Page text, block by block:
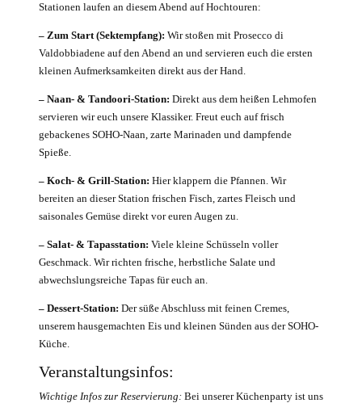
Stationen laufen an diesem Abend auf Hochtouren:
– Zum Start (Sektempfang): Wir stoßen mit Prosecco di
Valdobbiadene auf den Abend an und servieren euch die ersten
kleinen Aufmerksamkeiten direkt aus der Hand.
– Naan- & Tandoori-Station: Direkt aus dem heißen Lehmofen
servieren wir euch unsere Klassiker. Freut euch auf frisch
gebackenes SOHO-Naan, zarte Marinaden und dampfende
Spieße.
– Koch- & Grill-Station: Hier klappern die Pfannen. Wir
bereiten an dieser Station frischen Fisch, zartes Fleisch und
saisonales Gemüse direkt vor euren Augen zu.
– Salat- & Tapasstation: Viele kleine Schüsseln voller
Geschmack. Wir richten frische, herbstliche Salate und
abwechslungsreiche Tapas für euch an.
– Dessert-Station: Der süße Abschluss mit feinen Cremes,
unserem hausgemachten Eis und kleinen Sünden aus der SOHO-
Küche.
Veranstaltungsinfos:
Wichtige Infos zur Reservierung: Bei unserer Küchenparty ist uns